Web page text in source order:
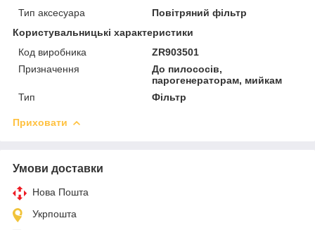
Тип аксесуара
Повітряний фільтр
Користувальницькі характеристики
Код виробника
ZR903501
Призначення
До пилососів,
парогенераторам, мийкам
Тип
Фільтр
Приховати
Умови доставки
Нова Пошта
Укрпошта